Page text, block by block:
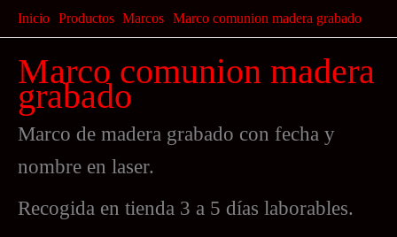
al
contenido
Inicio Productos Marcos Marco comunion madera grabado
Marco comunion madera
grabado
Marco de madera grabado con fecha y
nombre en laser.
Recogida en tienda 3 a 5 días laborables.